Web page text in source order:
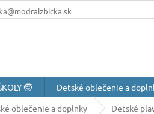
🧒 Detské oblečenie a
oblečenie a doplnky Detské